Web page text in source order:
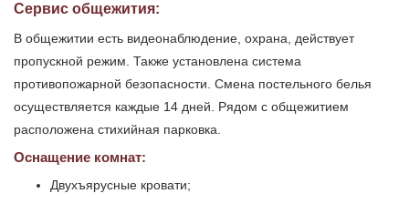
Сервис общежития:
В общежитии есть видеонаблюдение, охрана, действует
пропускной режим. Также установлена система
противопожарной безопасности. Смена постельного белья
осуществляется каждые 14 дней. Рядом с общежитием
расположена стихийная парковка.
Оснащение комнат:
Двухъярусные кровати;